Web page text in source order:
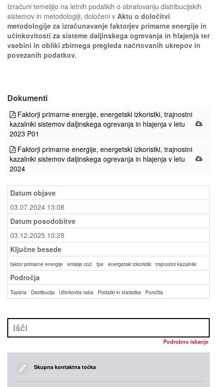
Izračuni temeljijo na letnih podatkih o obratovanju distribucijskih
sistemov in metodologiji, določeni v Aktu o določitvi
metodologije za izračunavanje faktorjev primarne energije in
učinkovitosti za sisteme daljinskega ogrevanja in hlajenja ter
vsebini in obliki zbirnega pregleda načrtovanih ukrepov in
povezanih podatkov.
Dokumenti
Faktorji primarne energije, energetski izkoristki, trajnostni
kazalniki sistemov daljinskega ogrevanja in hlajenja v letu
2023 P01
Faktorji primarne energije, energetski izkoristki, trajnostni
kazalniki sistemov daljinskega ogrevanja in hlajenja v letu
2024
Datum objave
03.07.2024 13:08
Datum posodobitve
03.12.2025 10:28
Ključne besede
faktor primarne energije emisije co2 fpe energetski izkoristki trajnostni kazalniki
Področja
Toplota Distribucija Učinkovita raba Podatki in statistika Poročila
Podrobno iskanje
Skupna kontaktna točka